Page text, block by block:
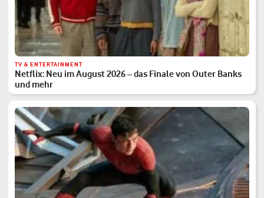
TV & ENTERTAINMENT
Netflix: Neu im August 2026 – das Finale von Outer Banks
und mehr